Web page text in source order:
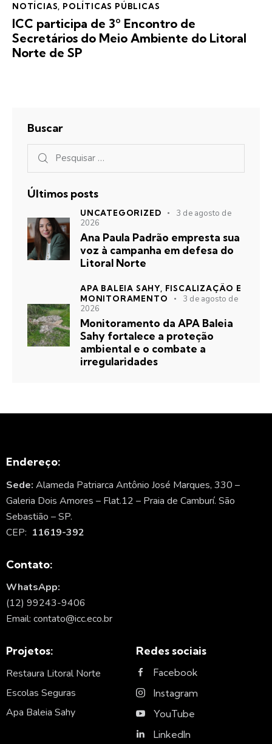
NOTÍCIAS POLÍTICAS PÚBLICAS
ICC participa de 3º Encontro de
Secretários do Meio Ambiente do Litoral
Norte de SP
Buscar
Últimos posts
UNCATEGORIZED
3 de agosto de
2026
Ana Paula Padrão empresta sua
voz à campanha em defesa do
Litoral Norte
APA BALEIA SAHY, FISCALIZAÇÃO E
MONITORAMENTO
3 de agosto de
2026
Monitoramento da APA Baleia
Sahy fortalece a proteção
ambiental e o combate a
irregularidades
Endereço:
Sede: Alameda Patriarca Antônio José Marques, 330 –
Galeria Dois Amores – Flat.12 – Praia de Camburí. São
Sebastião – SP.
CEP: 11619-392
Contato:
WhatsApp:
(12) 99243-9406
Email: contato@icc.eco.br
Projetos:
Restaura Litoral Norte
Escolas Seguras
Apa Baleia Sahy
Redes sociais
Facebook
Instagram
YouTube
LinkedIn